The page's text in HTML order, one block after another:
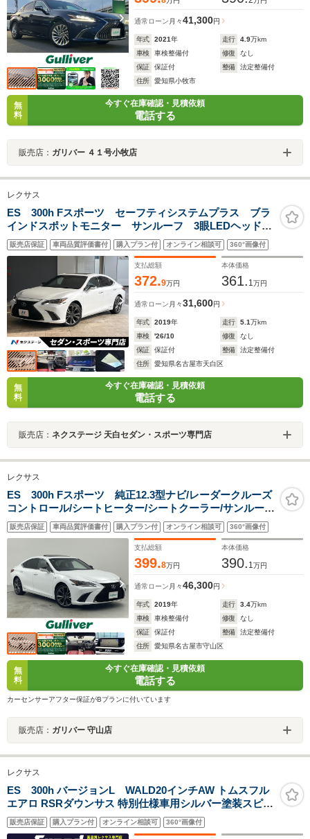
通常ローン 月々41,300円
年式 2021年 走行 4.9万km
車検
車検整備付 修復
なし
保証
保証付 整備
法定整備付
住所
愛知県小牧市
無
料
今すぐ在庫確認・見積依頼
電話する
販売店： ガリバー ４１号小牧店
レクサス
ES 300h Fスポーツ セーフティシステムプラス ブラ
インドスポットモニター サンルーフ 3眼LEDヘッドラ
イト 純正19インチアルミ 革巻きステアリング パド
ルシフト 前席シートエアコン プレミアムサウンドシ
ステム 禁煙車
販売店保証 車両品質評価書付 購入プラン付 オンライン相談可 360°画像付
支払総額
372.9万円
本体価格
361. 1 万円
通常ローン 月々31,600円
年式 2019年 走行 5.1万km
車検
'26/10 修復
なし
保証
保証付 整備
法定整備付
住所
愛知県名古屋市天白区
無
料
今すぐ在庫確認・見積依頼
電話する
販売店： ネクステージ 天白セダン・スポーツ専門店
レクサス
ES 300h Fスポーツ 純正12.3型ナビ/レーダークルーズ
コントロール/シートヒーター/シートクーラー/サンルー
フ/LEDヘッドライト/オートハイビーム/パワーシート/シ
ートメモリ/前ドラレコ/ETC2.0/
販売店保証 車両品質評価書付 購入プラン付 オンライン相談可 360°画像付
支払総額
399.8万円
本体価格
390. 1万円
通常ローン 月々46,300円
年式 2019年 走行 3.4万km
車検
車検整備付 修復
なし
保証
保証付 整備
法定整備付
住所
愛知県名古屋市守山区
無
料
今すぐ在庫確認・見積依頼
電話する
カーセンサーアフター保証がBプランに付いています
販売店： ガリバー 守山店
レクサス
ES 300h バージョンL WALD20インチAW トムスフル
エアロ RSRダウンサス 特別仕様車用シルバー塗装スピン
ドルグリル デジタルインナーミラー パワートランクリッ
ド トランクスポイラー パノラミックビューモニター ムー
販売店保証 購入プラン付 オンライン相談可 360°画像付